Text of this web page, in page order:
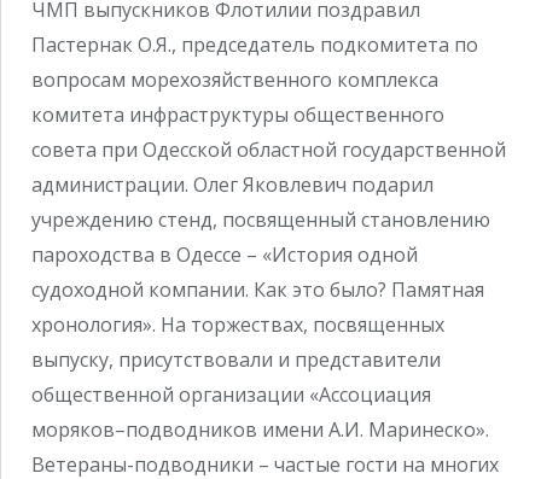
ЧМП выпускников Флотилии поздравил
Пастернак О.Я., председатель подкомитета по
вопросам морехозяйственного комплекса
комитета инфраструктуры общественного
совета при Одесской областной государственной
администрации. Олег Яковлевич подарил
учреждению стенд, посвященный становлению
пароходства в Одессе – «История одной
судоходной компании. Как это было? Памятная
хронология». На торжествах, посвященных
выпуску, присутствовали и представители
общественной организации «Ассоциация
моряков–подводников имени А.И. Маринеско».
Ветераны-подводники – частые гости на многих